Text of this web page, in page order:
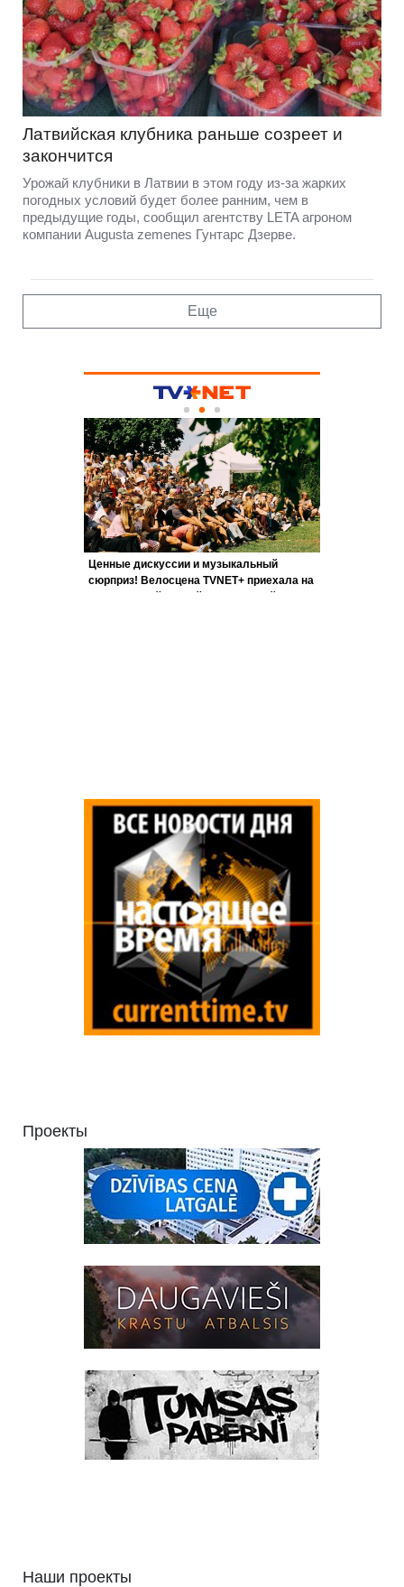
Латвийская клубника раньше созреет и
закончится
Урожай клубники в Латвии в этом году из-за жарких
погодных условий будет более ранним, чем в
предыдущие годы, сообщил агентству LETA агроном
компании Augusta zemenes Гунтарс Дзерве.
Еще
Проекты
Наши проекты